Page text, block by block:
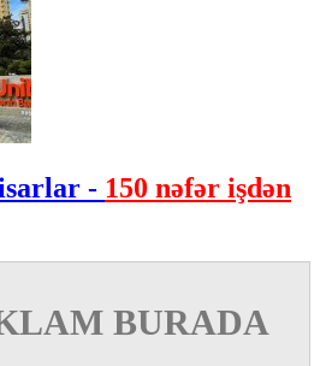
- 150 nəfər işdən
BURADA